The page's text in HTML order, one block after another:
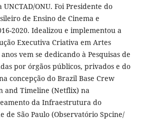
ONU. Foi Presidente do
de Ensino de Cinema e
2020. Idealizou e implementou a
Executiva Criativa em Artes
vem se dedicando à Pesquisas de
por órgãos públicos, privados e do
concepção do Brazil Base Crew
and Timeline (Netflix) na
da Infraestrutura do
de São Paulo (Observatório Spcine/